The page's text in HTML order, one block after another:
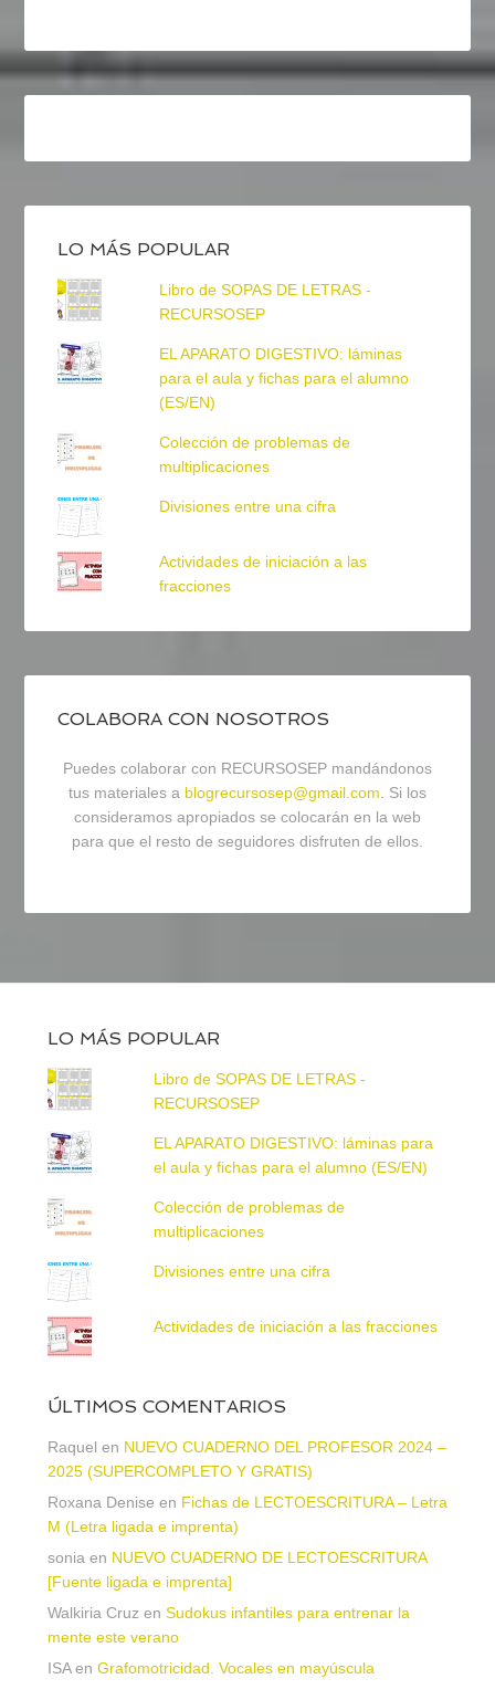
LO MÁS POPULAR
Libro de SOPAS DE LETRAS -
RECURSOSEP
EL APARATO DIGESTIVO: láminas
para el aula y fichas para el alumno
(ES/EN)
Colección de problemas de
multiplicaciones
Divisiones entre una cifra
Actividades de iniciación a las
fracciones
COLABORA CON NOSOTROS
Puedes colaborar con RECURSOSEP mandándonos
tus materiales a blogrecursosep@gmail.com. Si los
consideramos apropiados se colocarán en la web
para que el resto de seguidores disfruten de ellos.
LO MÁS POPULAR
Libro de SOPAS DE LETRAS -
RECURSOSEP
EL APARATO DIGESTIVO: láminas para
el aula y fichas para el alumno (ES/EN)
Colección de problemas de
multiplicaciones
Divisiones entre una cifra
Actividades de iniciación a las fracciones
ÚLTIMOS COMENTARIOS
Raquel en NUEVO CUADERNO DEL PROFESOR 2024 –
2025 (SUPERCOMPLETO Y GRATIS)
Roxana Denise en Fichas de LECTOESCRITURA – Letra
M (Letra ligada e imprenta)
sonia en NUEVO CUADERNO DE LECTOESCRITURA
[Fuente ligada e imprenta]
Walkiria Cruz en Sudokus infantiles para entrenar la
mente este verano
ISAen Grafomotricidad. Vocales en mayúscula